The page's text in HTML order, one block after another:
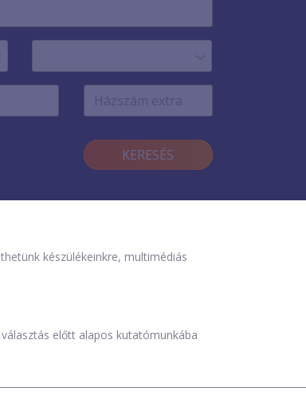
KERESÉS
készülékeinkre, multimédiás
előtt alapos kutatómunkába